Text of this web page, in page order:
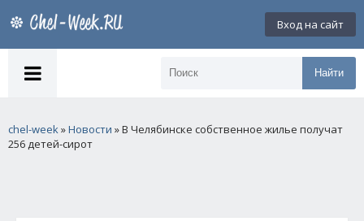
Вход на сайт
Найти
chel-week»Новости » В Челябинске собственное жилье получат
256 детей-сирот